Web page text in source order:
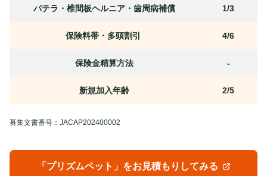
パテラ・椎間板ヘルニア・歯周病補償 1/3
保険料帯・多頭割引 4/6
保険金精算方法 -
新規加入年齢 2/5
募集文書番号：JACAP202400002
「プリズムペット」をお見積もりしてみる